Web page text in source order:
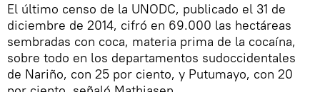
El último censo de la UNODC, publicado el 31 de
diciembre de 2014, cifró en 69.000 las hectáreas
sembradas con coca, materia prima de la cocaína,
sobre todo en los departamentos sudoccidentales
de Nariño, con 25 por ciento, y Putumayo, con 20